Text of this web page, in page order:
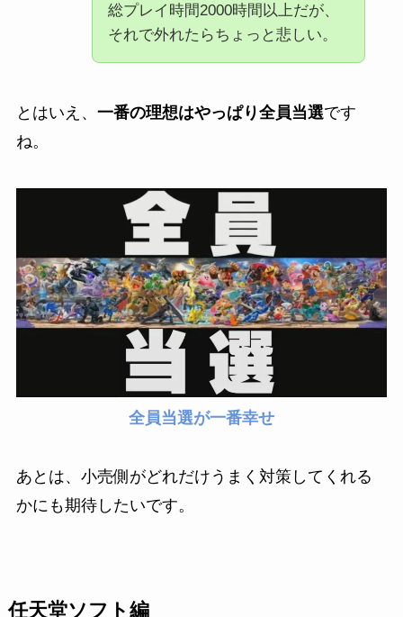
総プレイ時間2000時間以上だが、
それで外れたらちょっと悲しい。
とはいえ、 一番の理想はやっぱり全員当選です
ね。
全員当選が一番幸せ
あとは、小売側がどれだけうまく対策してくれる
かにも期待したいです。
任天堂ソフト編